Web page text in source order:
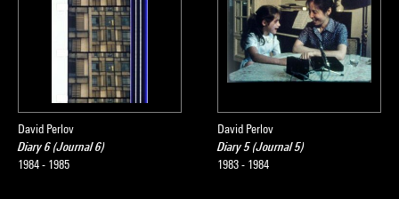
David Perlov
Diary 6 (Journal 6)
1984 - 1985
David Perlov
Diary 5 (Journal 5)
1983 - 1984